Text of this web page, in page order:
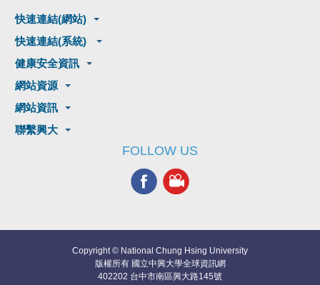
快速連結(網站)
快速連結(系統)
健康安全資訊
網站資源
網站資訊
聯繫興大
FOLLOW US
Copyright © National Chung Hsing University
版權所有 國立中興大學全球資訊網
402202 台中市南區興大路145號